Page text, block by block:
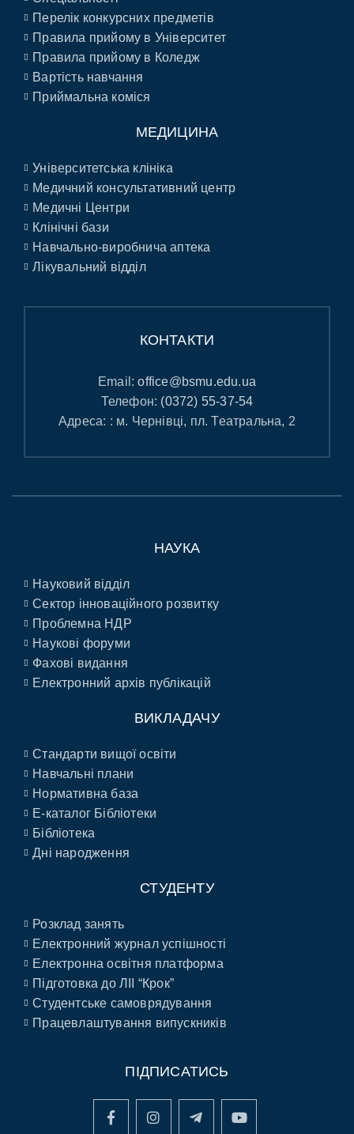
Перелік конкурсних предметів
Правила прийому в Університет
Правила прийому в Коледж
Вартість навчання
Приймальна коміся
МЕДИЦИНА
Університетська клініка
Медичний консультативний центр
Медичні Центри
Клінічні бази
Навчально-виробнича аптека
Лікувальний відділ
КОНТАКТИ
Email:office@bsmu.edu.ua
Телефон: (0372) 55-37-54
Адреса: : м. Чернівці, пл. Театральна, 2
НАУКА
Науковий відділ
Сектор інноваційного розвитку
Проблемна НДР
Наукові форуми
Фахові видання
Електронний архів публікацій
ВИКЛАДАЧУ
Стандарти вищої освіти
Навчальні плани
Нормативна база
E-каталог Бібліотеки
Бібліотека
Дні народження
СТУДЕНТУ
Розклад занять
Електронний журнал успішності
Електронна освітня платформа
Підготовка до ЛІІ “Крок”
Студентське самоврядування
Працевлаштування випускників
ПІДПИСАТИСЬ